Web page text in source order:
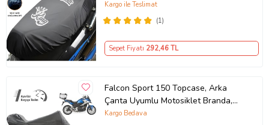
Siyah
(1)
Kargo ile Teslimat
Sepet Fiyatı 292,46 TL
Falcon Sport 150 Topcase, Arka
Çanta Uyumlu Motosiklet Branda,
Motor Örtüsü , Çadır
Kargo Bedava